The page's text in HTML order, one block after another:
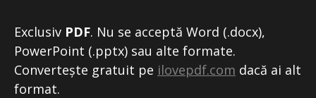
Exclusiv PDF. Nu se acceptă Word (.docx),
PowerPoint (.pptx) sau alte formate.
Convertește gratuit pe ilovepdf.com dacă ai alt
format.